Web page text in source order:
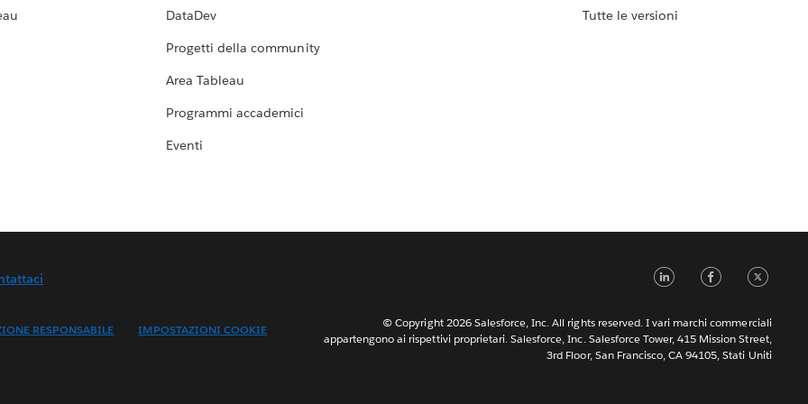
DataDev
Progetti della community
Area Tableau
Programmi accademici
Eventi
Tutte le versioni
RESPONSABILE
IMPOSTAZIONI COOKIE
LinkedIn
© Copyright 2026 Salesforce, Inc. All rights reserved. I vari marchi commerciali
appartengono ai rispettivi proprietari. Salesforce, Inc. Salesforce Tower, 415 Mission Street,
3rd Floor, San Francisco, CA 94105, Stati Uniti